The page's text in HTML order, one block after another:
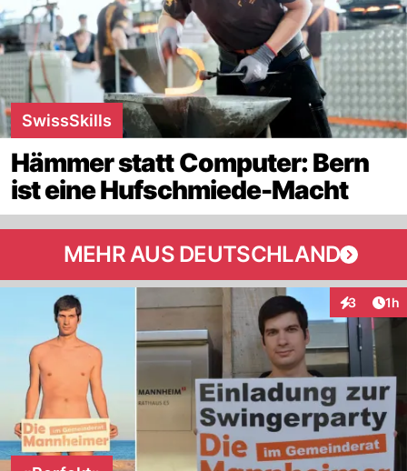
SwissSkills
Hämmer statt Computer: Bern
ist eine Hufschmiede-Macht
MEHR AUS DEUTSCHLAND
3 1h